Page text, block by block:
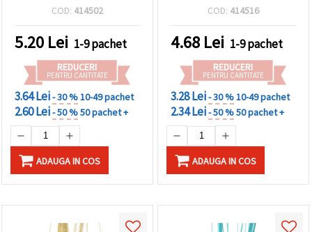
COD: 414502
5.20 Lei 1-9 pachet
REDUCERI
PENTRU CANTITATE
3.64 Lei- 30 %10-49 pachet
2.60 Lei- 50 %50 pachet +
ADAUGA IN COS
COD: 414516
4.68 Lei 1-9 pachet
REDUCERI
PENTRU CANTITATE
3.28 Lei- 30 %10-49 pachet
2.34 Lei- 50 %50 pachet +
ADAUGA IN COS